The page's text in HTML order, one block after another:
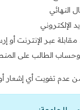
النهائي
الإلكتروني
عبر الإنترنت أو
وحساب الطالب على
من عدم تفويت أي